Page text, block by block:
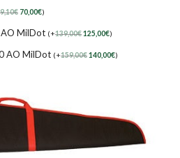
€ 70,00€)
MilDot (+139,00€125,00€)
AO MilDot (+159,00€140,00€)